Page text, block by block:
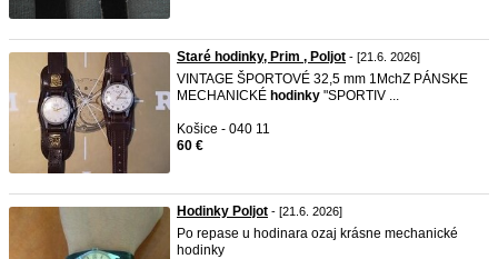
Staré hodinky, Prim , Poljot - [21.6. 2026]
VINTAGE ŠPORTOVÉ 32,5 mm 1MchZ PÁNSKE
MECHANICKÉ hodinky "SPORTIV ...
Košice - 040 11
60 €
Hodinky Poljot - [21.6. 2026]
Po repase u hodinara ozaj krásne mechanické
hodinky